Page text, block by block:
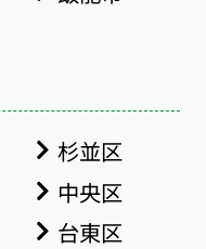
杉並区
中央区
台東区